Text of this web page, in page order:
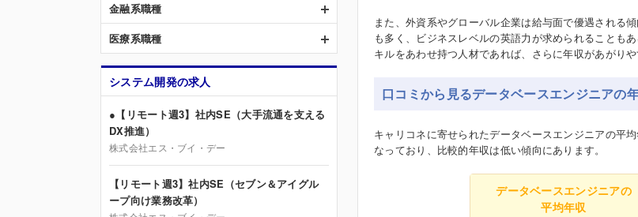
また、外資系やグローバル企業は給与面で優遇される
も多く、ビジネスレベルの英語力が求められることも
キルをあわせ持つ人材であれば、さらに年収があがりや
口コミから見るデータベースエンジニアの
キャリコネに寄せられたデータベースエンジニアの平
なっており、比較的年収は低い傾向にあります。
データベースエンジニアの
平均年収
金融系職種
医療系職種
システム開発の求人
●【リモート週3】社内SE（大手流通を支える
DX推進）
株式会社エス・ブイ・デー
【リモート週3】社内SE（セブン＆アイグル
ープ向け業務改革）